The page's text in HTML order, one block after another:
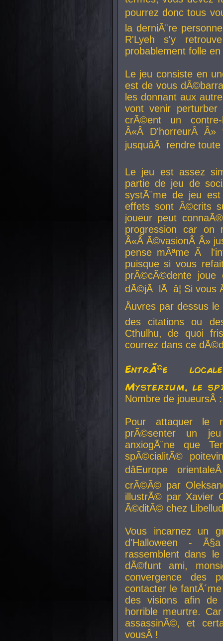
pourrez donc tous
la derniÃ¨re
R'Lyeh s'y
probablement folle
Le jeu consiste en
est de vous
les donnant aux
vont venir perturber
crÃ©ent un
Â«Â D'horreurÂ
jusquâÃ rendre
Le jeu est assez
partie de jeu de
systÃ¨me de jeu
effets sont Ã©crits
joueur peut
progression car
Â«Â Ã©vasionÂ Â»
pense mÃªme Ã
puisque si vous
prÃ©cÃ©dente
dÃ©jÃ lÃ â¦ Si vous
Åuvres par dessus
des citations ou
Cthulhu, de quoi
courrez dans ce
EntrÃ©e
Mysterium, le
Nombre de
Pour attaquer le
prÃ©senter un
anxiogÃ¨ne que
spÃ©cialitÃ©
dâEurope
crÃ©Ã© par
illustrÃ© par Xavier
Ã©ditÃ© chez
Vous incarnez un
d'Halloween -
rassemblent dans
dÃ©funt ami,
convergence des
contacter le
des visions afin
horrible meurtre.
assassinÃ©, et
vousÂ !